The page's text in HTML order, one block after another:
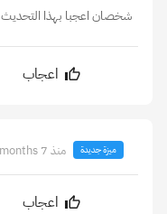
شخصان اعجبا بهذا التحديث
اعجاب
ميزة جديدة منذ 7 months
اعجاب